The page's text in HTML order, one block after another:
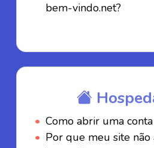
bem-vindo.net?
Como abrir uma conta
Por que meu site não